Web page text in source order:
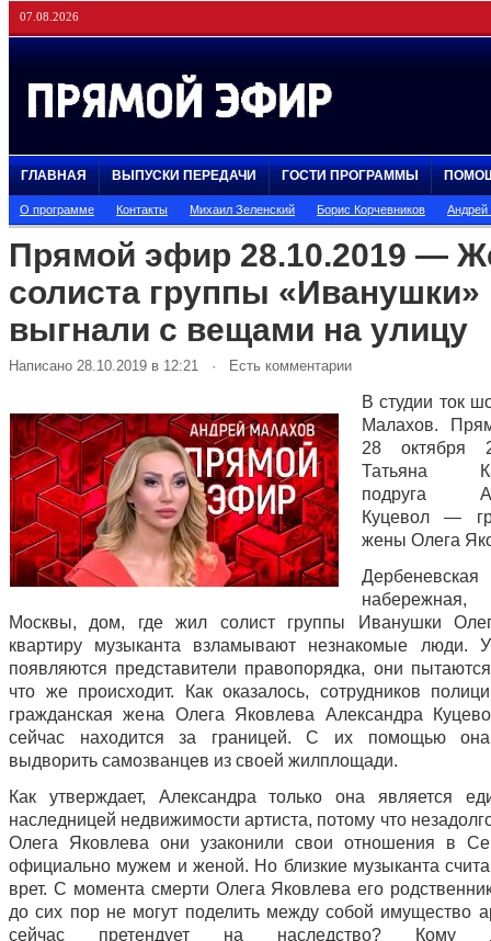
07.08.2026
ГЛАВНАЯ ВЫПУСКИ ПЕРЕДАЧИ ГОСТИ ПРОГРАММЫ
О программе Контакты Михаил Зеленский Борис Корчевников
Прямой эфир 28.10.2019 —
солиста группы «Иванушки»
выгнали с вещами на улицу
Написано 28.10.2019 в 12:21 · Есть комментарии
В студии ток
Малахов.
28 октября
Татьяна
подруга
Куцевол —
жены Олега
Дербеневская
Москвы, дом, где жил солист группы Иванушки
квартиру музыканта взламывают незнакомые люди.
появляются представители правопорядка, они
что же происходит. Как оказалось, сотрудников
гражданская жена Олега Яковлева Александра
сейчас находится за границей. С их помощью она
выдворить самозванцев из своей жилплощади.
Как утверждает, Александра только она является
наследницей недвижимости артиста, потому что
Олега Яковлева они узаконили свои отношения в
официально мужем и женой. Но близкие музыканта
врет. С момента смерти Олега Яковлева его
до сих пор не могут поделить между собой имущество
сейчас претендует на наследство? Кому